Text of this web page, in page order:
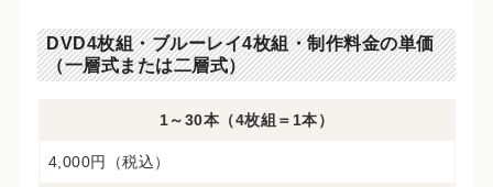
DVD4枚組・ブルーレイ4枚組・制作料金の単価
（一層式または二層式）
1～30本（4枚組＝1本）
4,000円（税込）